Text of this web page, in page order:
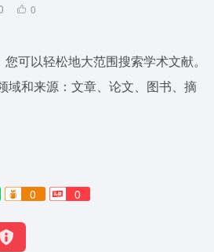
0
可以轻松地大范围搜索学术文献。
域和来源：文章、论文、图书、摘
0 0